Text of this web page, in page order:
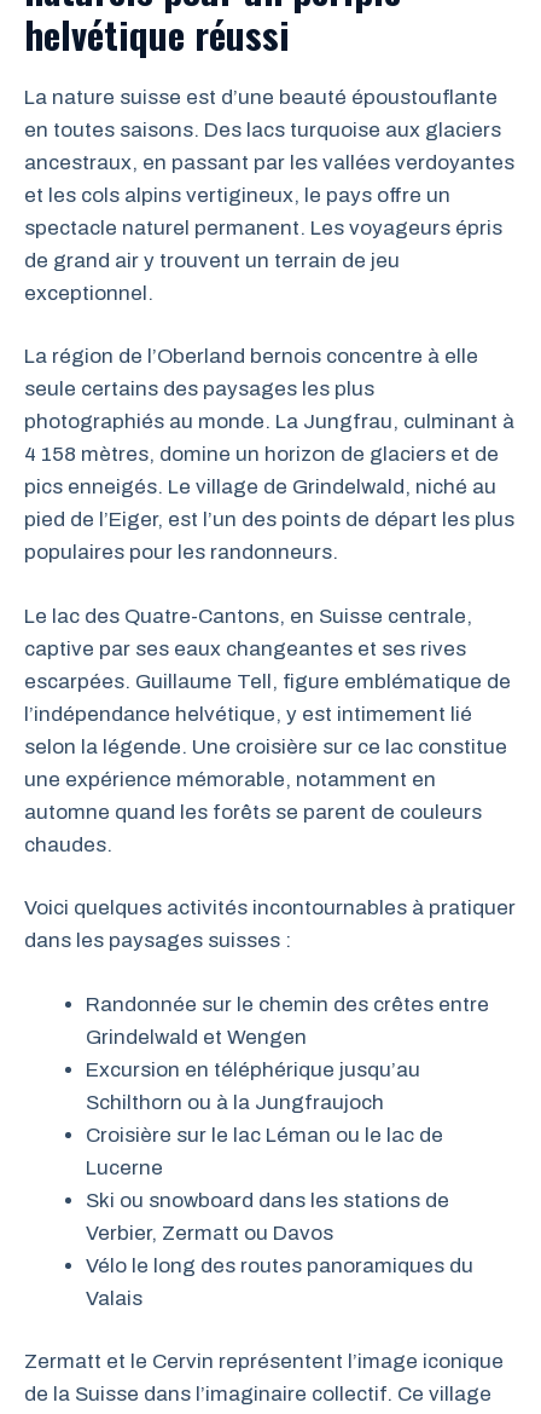
helvétique réussi
La nature suisse est d’une beauté époustouflante
en toutes saisons. Des lacs turquoise aux glaciers
ancestraux, en passant par les vallées verdoyantes
et les cols alpins vertigineux, le pays offre un
spectacle naturel permanent. Les voyageurs épris
de grand air y trouvent un terrain de jeu
exceptionnel.
La région de l’Oberland bernois concentre à elle
seule certains des paysages les plus
photographiés au monde. La Jungfrau, culminant à
4 158 mètres, domine un horizon de glaciers et de
pics enneigés. Le village de Grindelwald, niché au
pied de l’Eiger, est l’un des points de départ les plus
populaires pour les randonneurs.
Le lac des Quatre-Cantons, en Suisse centrale,
captive par ses eaux changeantes et ses rives
escarpées. Guillaume Tell, figure emblématique de
l’indépendance helvétique, y est intimement lié
selon la légende. Une croisière sur ce lac constitue
une expérience mémorable, notamment en
automne quand les forêts se parent de couleurs
chaudes.
Voici quelques activités incontournables à pratiquer
dans les paysages suisses :
Randonnée sur le chemin des crêtes entre
Grindelwald et Wengen
Excursion en téléphérique jusqu’au
Schilthorn ou à la Jungfraujoch
Croisière sur le lac Léman ou le lac de
Lucerne
Ski ou snowboard dans les stations de
Verbier, Zermatt ou Davos
Vélo le long des routes panoramiques du
Valais
Zermatt et le Cervin représentent l’image iconique
de la Suisse dans l’imaginaire collectif. Ce village